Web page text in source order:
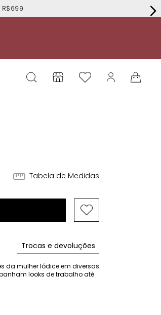
Tabela de Medidas
Trocas e devoluções
da mulher Iódice em diversas
looks de trabalho até